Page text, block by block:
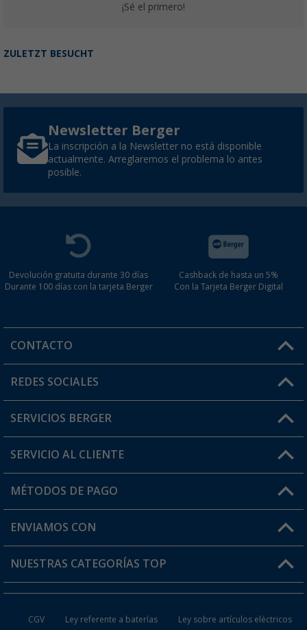
¡Sé el primero!
ZULETZT BESUCHT
Newsletter Berger
La inscripción a la Newsletter no está disponible
actualmente. Arreglaremos el problema lo antes
posible.
Devolución gratuita durante 30 días
Durante 100 días con la tarjeta Berger
Cashback de hasta un 5%
Con la Tarjeta Berger Digital
CONTACTO
Horario de atención al cliente:
¿Tienes alguna duda?
REDES SOCIALES
SERVICIOS BERGER
Conviértete en distribuidor
Mi cuenta
Tarjeta Berger Digital
SERVICIO AL CLIENTE
FAQ y Contacto
Información de envío
¿Dónde está mi pedido?
MÉTODOS DE PAGO
ENVIAMOS CON
NUESTRAS CATEGORÍAS TOP
CGV Ley referente a baterías Ley sobre artículos eléctricos